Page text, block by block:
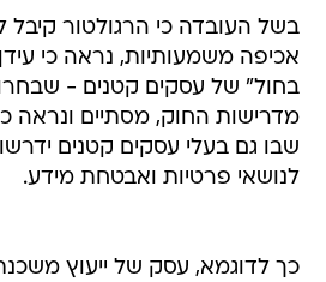
בשל העובדה כי הרגולטור קיבל
אכיפה משמעותיות, נראה כי
בחול" של עסקים קטנים -
מדרישות החוק, מסתיים ונראה
שבו גם בעלי עסקים קטנים
לנושאי פרטיות ואבטחת מידע.
כך לדוגמא, עסק של ייעוץ